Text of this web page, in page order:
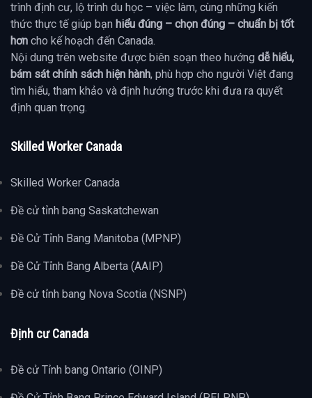
trình định cư, lộ trình du học – việc làm, cùng những kiến
thức thực tế giúp bạn hiểu đúng – chọn đúng – chuẩn bị tốt
hơn cho kế hoạch đến Canada.
Nội dung trên website được biên soạn theo hướng dễ hiểu,
bám sát chính sách hiện hành, phù hợp cho người Việt đang
tìm hiểu, tham khảo và định hướng trước khi đưa ra quyết
định quan trọng.
Skilled Worker Canada
Skilled Worker Canada
Đề cử tỉnh bang Saskatchewan
Đề Cử Tỉnh Bang Manitoba (MPNP)
Đề Cử Tỉnh Bang Alberta (AAIP)
Đề cử tỉnh bang Nova Scotia (NSNP)
Định cư Canada
Đề cử Tỉnh bang Ontario (OINP)